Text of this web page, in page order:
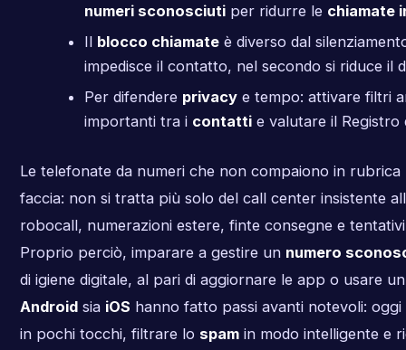
numeri sconosciutiper ridurre le chiamate
Il blocco chiamateè diverso dal
impedisce il contatto, nel secondo si riduce il
Per difendere privacye tempo: attivare filtri
importanti tra i contattie valutare il Registro
Le telefonate da numeri che non compaiono in
faccia: non si tratta più solo del call center insistente
robocall, numerazioni estere, finte consegne e
Proprio perciò, imparare a gestire un numero
di igiene digitale, al pari di aggiornare le app o usare
Androidsia iOS hanno fatto passi avanti notevoli:
in pochi tocchi, filtrare lo spamin modo intelligente e